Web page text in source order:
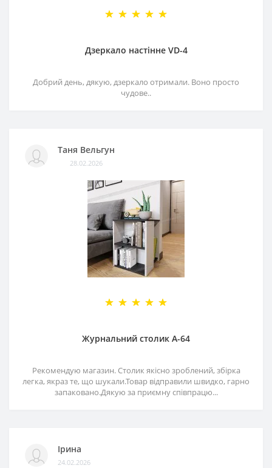
Дзеркало настінне VD-4
Добрий день, дякую, дзеркало отримали. Воно просто
чудове..
Таня Вельгун
28.02.2026
Журнальний столик А-64
Рекомендую магазин. Столик якісно зроблений, збірка
легка, якраз те, що шукали.Товар відправили швидко, гарно
запаковано.Дякую за приємну співпрацю...
Ірина
24.02.2026